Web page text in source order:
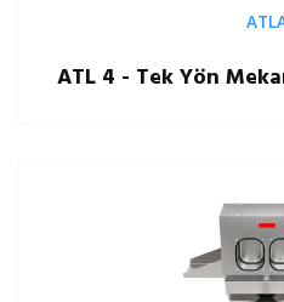
ATL 4 - Tek Yön